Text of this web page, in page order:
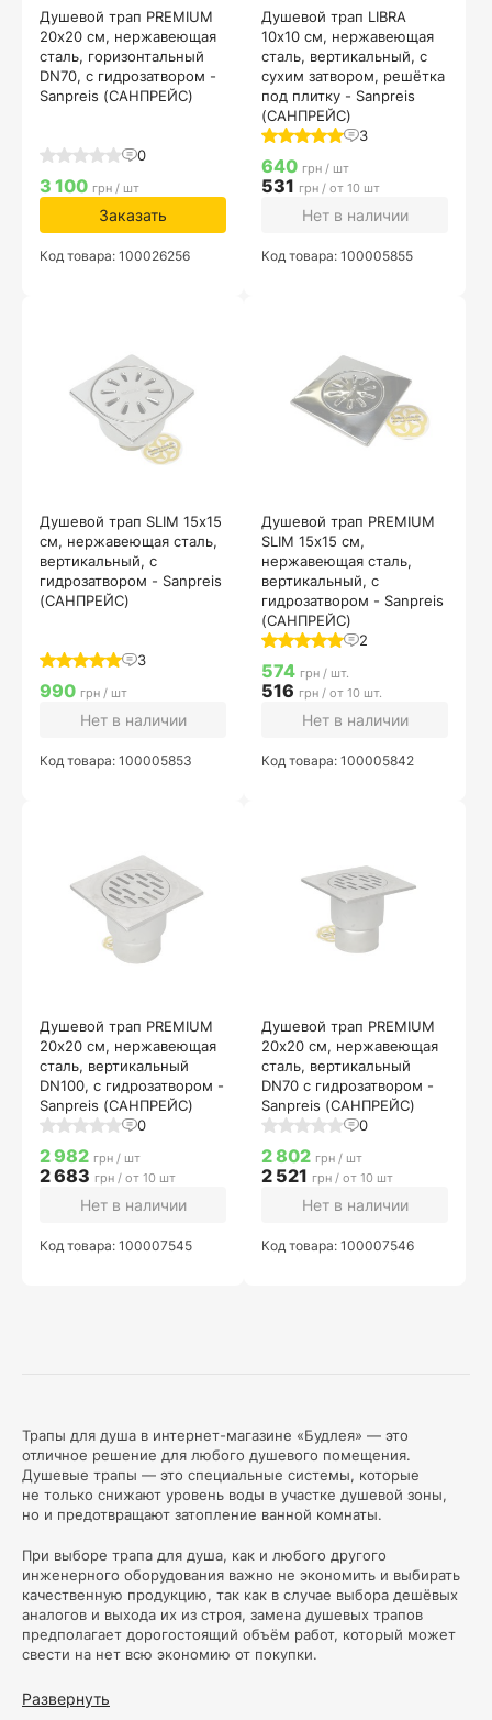
Трапы для душа в интернет-магазине «Будлея» — это
отличное решение для любого душевого помещения.
Душевые трапы — это специальные системы, которые
не только снижают уровень воды в участке душевой зоны,
но и предотвращают затопление ванной комнаты.
При выборе трапа для душа, как и любого другого
инженерного оборудования важно не экономить и выбирать
качественную продукцию, так как в случае выбора дешёвых
аналогов и выхода их из строя, замена душевых трапов
предполагает дорогостоящий объём работ, который может
свести на нет всю экономию от покупки.
В нашем магазине представлен широкий ассортимент
Развернуть
Душевой трап PREMIUM
20х20 см, нержавеющая
сталь, горизонтальный
DN70, с гидрозатвором -
Sanpreis (САНПРЕЙС)
0
3 100 грн / шт
Заказать
Код товара: 100026256
Душевой трап LIBRA
10х10 см, нержавеющая
сталь, вертикальный, с
сухим затвором, решётка
под плитку - Sanpreis
(САНПРЕЙС)
3
640 грн / шт
531 грн / от 10 шт
Нет в наличии
Код товара: 100005855
Душевой трап SLIM 15х15
см, нержавеющая сталь,
вертикальный, с
гидрозатвором - Sanpreis
(САНПРЕЙС)
3
990 грн / шт
Нет в наличии
Код товара: 100005853
Душевой трап PREMIUM
SLIM 15х15 см,
нержавеющая сталь,
вертикальный, с
гидрозатвором - Sanpreis
(САНПРЕЙС)
2
574 грн / шт.
516 грн / от 10 шт.
Нет в наличии
Код товара: 100005842
Душевой трап PREMIUM
20х20 см, нержавеющая
сталь, вертикальный
DN100, с гидрозатвором -
Sanpreis (САНПРЕЙС)
0
2 982 грн / шт
2 683 грн / от 10 шт
Нет в наличии
Код товара: 100007545
Душевой трап PREMIUM
20х20 см, нержавеющая
сталь, вертикальный
DN70 с гидрозатвором -
Sanpreis (САНПРЕЙС)
0
2 802 грн / шт
2 521 грн / от 10 шт
Нет в наличии
Код товара: 100007546